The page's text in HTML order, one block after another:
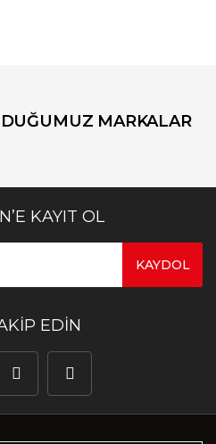
MARKALAR
KAYIT OL
KAYDOL
EDİN